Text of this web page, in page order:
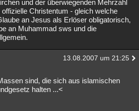
und der überwiegenden Mehrzahl
Christentum - gleich welche
an Jesus als Erlöser obligatorisch,
an Muhammad sws und die
13.08.2007 um 21:25
sind, die sich aus islamischen
halten ...<